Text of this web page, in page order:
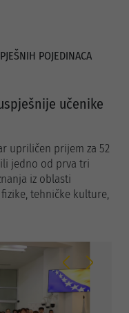
POJEDINACA
učenike
upriličen prijem za 52
jedno od prva tri
iz oblasti
tehničke kulture,